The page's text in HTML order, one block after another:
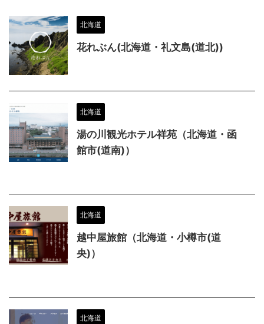
北海道
花れぶん(北海道・礼文島(道北))
北海道
湯の川観光ホテル祥苑（北海道・函
館市(道南)）
北海道
越中屋旅館（北海道・小樽市(道
央)）
北海道